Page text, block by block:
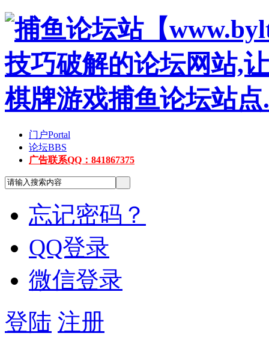
门户Portal
论坛BBS
广告联系QQ：841867375
忘记密码？
QQ登录
微信登录
登陆 注册